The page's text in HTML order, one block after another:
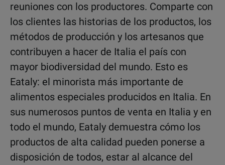
reuniones con los productores. Comparte con
los clientes las historias de los productos, los
métodos de producción y los artesanos que
contribuyen a hacer de Italia el país con
mayor biodiversidad del mundo. Esto es
Eataly: el minorista más importante de
alimentos especiales producidos en Italia. En
sus numerosos puntos de venta en Italia y en
todo el mundo, Eataly demuestra cómo los
productos de alta calidad pueden ponerse a
disposición de todos, estar al alcance del